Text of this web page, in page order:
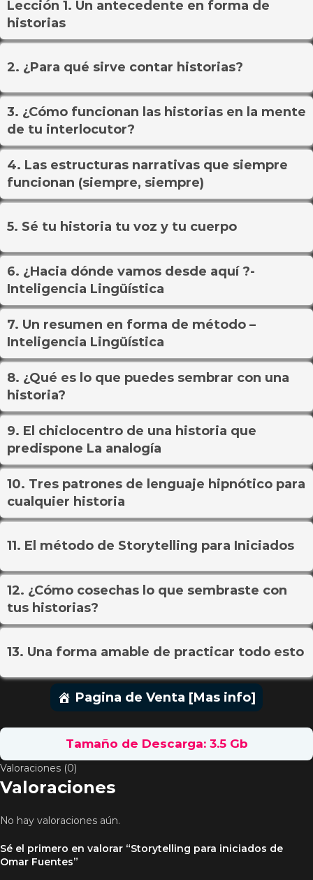
Lección 1. Un antecedente en forma de
historias
2. ¿Para qué sirve contar historias?
3. ¿Cómo funcionan las historias en la mente
de tu interlocutor?
4. Las estructuras narrativas que siempre
funcionan (siempre, siempre)
5. Sé tu historia tu voz y tu cuerpo
6. ¿Hacia dónde vamos desde aquí ?-
Inteligencia Lingüística
7. Un resumen en forma de método –
Inteligencia Lingüística
8. ¿Qué es lo que puedes sembrar con una
historia?
9. El chiclocentro de una historia que
predispone La analogía
10. Tres patrones de lenguaje hipnótico para
cualquier historia
11. El método de Storytelling para Iniciados
12. ¿Cómo cosechas lo que sembraste con
tus historias?
13. Una forma amable de practicar todo esto
Pagina de Venta [Mas info]
Tamaño de Descarga: 3.5 Gb
Valoraciones (0)
Valoraciones
No hay valoraciones aún.
Sé el primero en valorar “Storytelling para iniciados de
Omar Fuentes”